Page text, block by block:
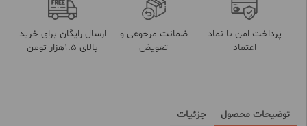
پرداخت امن با نماد
اعتماد
ضمانت مرجوعی و
تعویض
ارسال رایگان برای خرید
بالای 1.5هزار تومن
توضیحات محصول جزئیات